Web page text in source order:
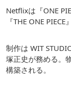
Netflixは『ONE
『THE ONE
制作は WIT
塚正史が務める。
構築される。